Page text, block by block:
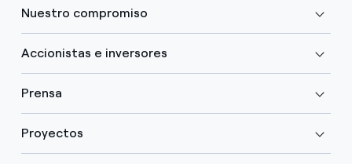
Nuestro compromiso
Accionistas e inversores
Prensa
Proyectos